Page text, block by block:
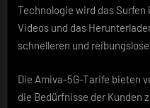
Technologie wird das
Videos und das
schnelleren und
Die Amiva-5G-Tarife bieten
die Bedürfnisse der Kunden